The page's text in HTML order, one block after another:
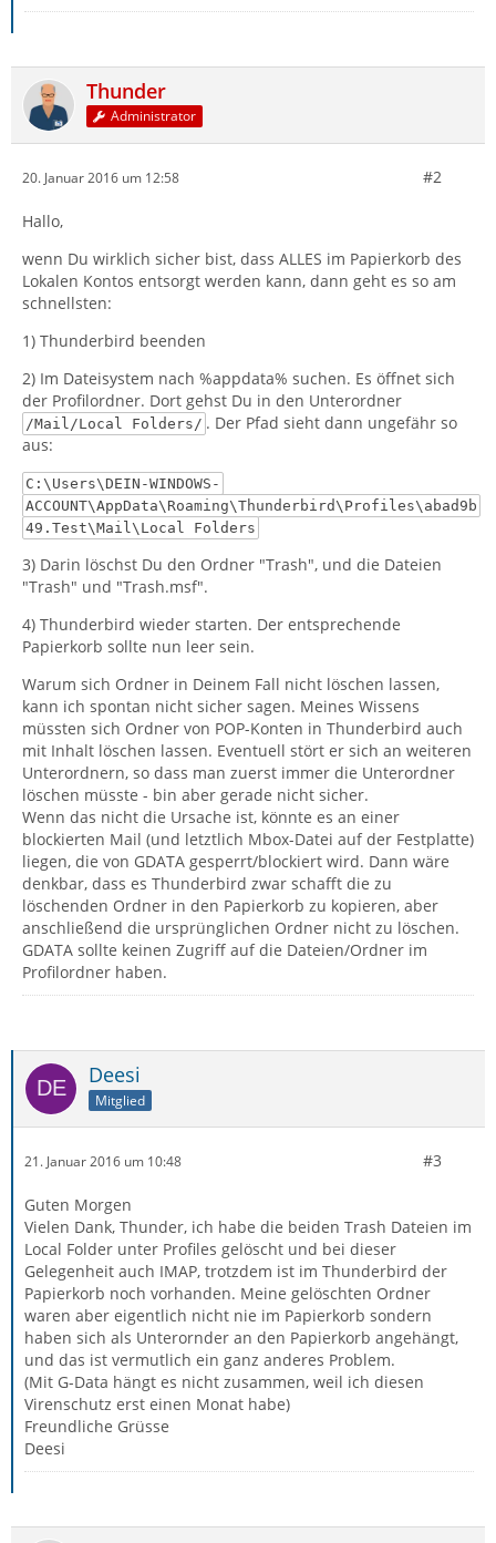
Thunder
Administrator
20. Januar 2016 um 12:58 #2
Hallo,
wenn Du wirklich sicher bist, dass ALLES im Papierkorb des
Lokalen Kontos entsorgt werden kann, dann geht es so am
schnellsten:
1) Thunderbird beenden
2) Im Dateisystem nach %appdata% suchen. Es öffnet sich
der Profilordner. Dort gehst Du in den Unterordner
/Mail/Local Folders/ . Der Pfad sieht dann ungefähr so
aus:
C:\Users\DEIN-WINDOWS-
ACCOUNT\AppData\Roaming\Thunderbird\Profiles\abad9b
49.Test\Mail\Local Folders
3) Darin löschst Du den Ordner "Trash", und die Dateien
"Trash" und "Trash.msf".
4) Thunderbird wieder starten. Der entsprechende
Papierkorb sollte nun leer sein.
Warum sich Ordner in Deinem Fall nicht löschen lassen,
kann ich spontan nicht sicher sagen. Meines Wissens
müssten sich Ordner von POP-Konten in Thunderbird auch
mit Inhalt löschen lassen. Eventuell stört er sich an weiteren
Unterordnern, so dass man zuerst immer die Unterordner
löschen müsste - bin aber gerade nicht sicher.
Wenn das nicht die Ursache ist, könnte es an einer
blockierten Mail (und letztlich Mbox-Datei auf der Festplatte)
liegen, die von GDATA gesperrt/blockiert wird. Dann wäre
denkbar, dass es Thunderbird zwar schafft die zu
löschenden Ordner in den Papierkorb zu kopieren, aber
anschließend die ursprünglichen Ordner nicht zu löschen.
GDATA sollte keinen Zugriff auf die Dateien/Ordner im
Profilordner haben.
Deesi
Mitglied
21. Januar 2016 um 10:48 #3
Guten Morgen
Vielen Dank, Thunder, ich habe die beiden Trash Dateien im
Local Folder unter Profiles gelöscht und bei dieser
Gelegenheit auch IMAP, trotzdem ist im Thunderbird der
Papierkorb noch vorhanden. Meine gelöschten Ordner
waren aber eigentlich nicht nie im Papierkorb sondern
haben sich als Unterornder an den Papierkorb angehängt,
und das ist vermutlich ein ganz anderes Problem.
(Mit G-Data hängt es nicht zusammen, weil ich diesen
Virenschutz erst einen Monat habe)
Freundliche Grüsse
Deesi